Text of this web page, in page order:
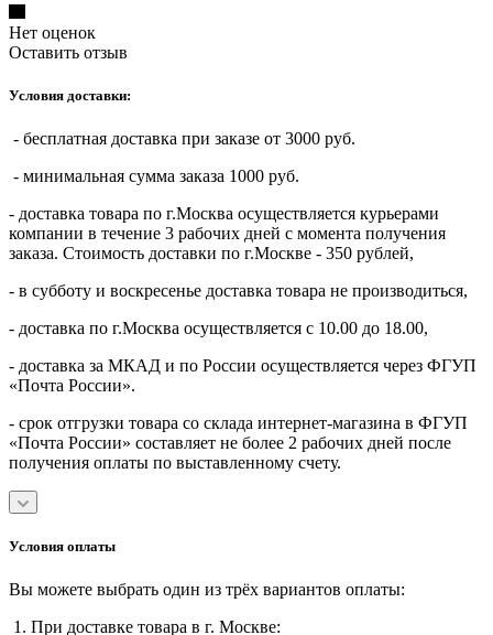
Нет оценок
Оставить отзыв
Условия доставки:
- бесплатная доставка при заказе от 3000 руб.
- минимальная сумма заказа 1000 руб.
- доставка товара по г.Москва осуществляется курьерами
компании в течение 3 рабочих дней с момента получения
заказа. Стоимость доставки по г.Москве - 350 рублей,
- в субботу и воскресенье доставка товара не производиться,
- доставка по г.Москва осуществляется с 10.00 до 18.00,
- доставка за МКАД и по России осуществляется через ФГУП
«Почта России».
- срок отгрузки товара со склада интернет-магазина в ФГУП
«Почта России» составляет не более 2 рабочих дней после
получения оплаты по выставленному счету.
Условия оплаты
Вы можете выбрать один из трёх вариантов оплаты:
1. При доставке товара в г. Москве: